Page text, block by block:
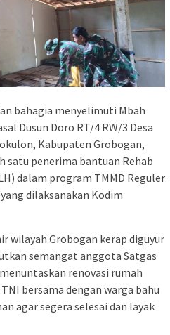
bahagia menyelimuti Mbah
Dusun Doro RT/4 RW/3 Desa
Kabupaten Grobogan,
satu penerima bantuan Rehab
dalam program TMMD Reguler
dilaksanakan Kodim
wilayah Grobogan kerap diguyur
semangat anggota Satgas
renovasi rumah
bersama dengan warga bahu
agar segera selesai dan layak